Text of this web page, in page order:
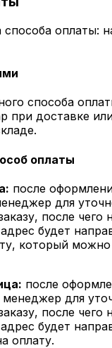
оплаты:
способа
при доставке
оплаты
после
для
после чего
будет
который можно
после
для
после чего
будет
оплату.